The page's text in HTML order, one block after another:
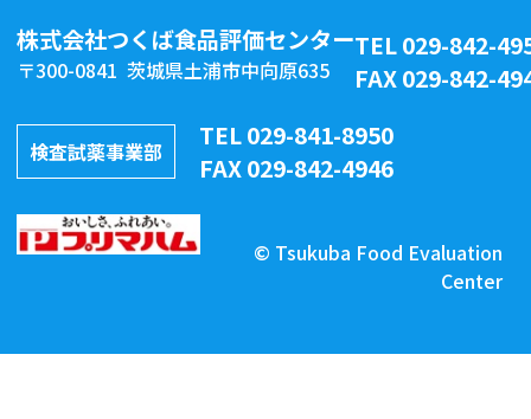
株式会社つくば食品評価センター
〒300-0841 茨城県土浦市中向原635
TEL 029-842-
FAX 029-842-
検査試薬事業部
TEL 029-841-8950
FAX 029-842-4946
© Tsukuba Food Evaluation
Center